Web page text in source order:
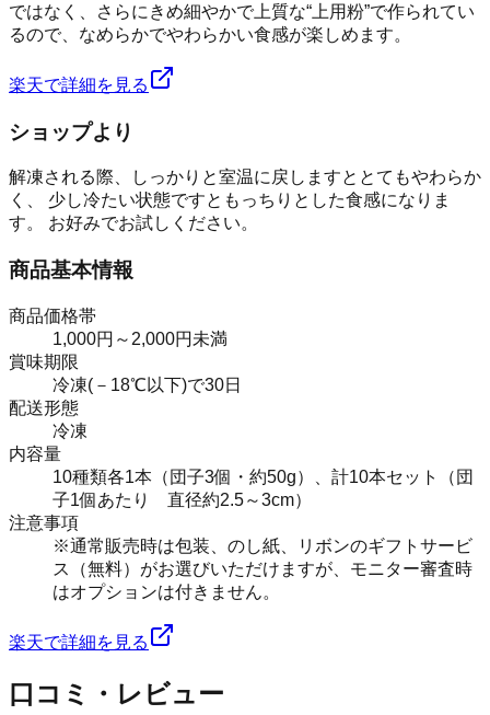
ではなく、さらにきめ細やかで上質な“上用粉”で作られてい
るので、なめらかでやわらかい食感が楽しめます。
楽天で詳細を見る
ショップより
解凍される際、しっかりと室温に戻しますととてもやわらか
く、 少し冷たい状態ですともっちりとした食感になりま
す。 お好みでお試しください。
商品基本情報
商品価格帯
1,000円～2,000円未満
賞味期限
冷凍(－18℃以下)で30日
配送形態
冷凍
内容量
10種類各1本（団子3個・約50g）、計10本セット（団
子1個あたり 直径約2.5～3cm）
注意事項
※通常販売時は包装、のし紙、リボンのギフトサービ
ス（無料）がお選びいただけますが、モニター審査時
はオプションは付きません。
楽天で詳細を見る
口コミ・レビュー